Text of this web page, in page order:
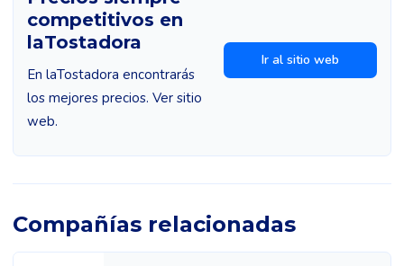
competitivos en
laTostadora
En laTostadora encontrarás
los mejores precios. Ver sitio
web.
Ir al sitio web
Compañías relacionadas